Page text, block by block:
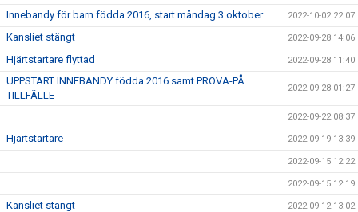
Innebandy för barn födda 2016, start måndag 3 oktober 2022-10-02 22:07
Kansliet stängt 2022-09-28 14:06
Hjärtstartare flyttad 2022-09-28 11:40
UPPSTART INNEBANDY födda 2016 samt PROVA-PÅ
TILLFÄLLE
2022-09-28 01:27
2022-09-22 08:37
Hjärtstartare 2022-09-19 13:39
2022-09-15 12:22
2022-09-15 12:19
Kansliet stängt 2022-09-12 13:02